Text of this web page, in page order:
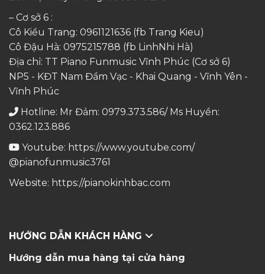
– Cơ sở 6 :
Cô Kiều Trang: 0961121636 (fb Trang Kieu)
Cô Đậu Hà: 0975215788 (fb LinhNhi Hà)
Địa chỉ: TT Piano Funmusic Vĩnh Phúc (Cơ sở 6)
NP5 - KĐT Nam Đầm Vạc - Khai Quang - Vĩnh Yên -
Vĩnh Phúc
Hotline: Mr Đảm: 0979.373.586/ Ms Huyền:
0362.123.886
Youtube: https://www.youtube.com/
@pianofunmusic3761
Website: https://pianokinhbac.com
HƯỚNG DẪN KHÁCH HÀNG
Hướng dẫn mua hàng tại cửa hàng